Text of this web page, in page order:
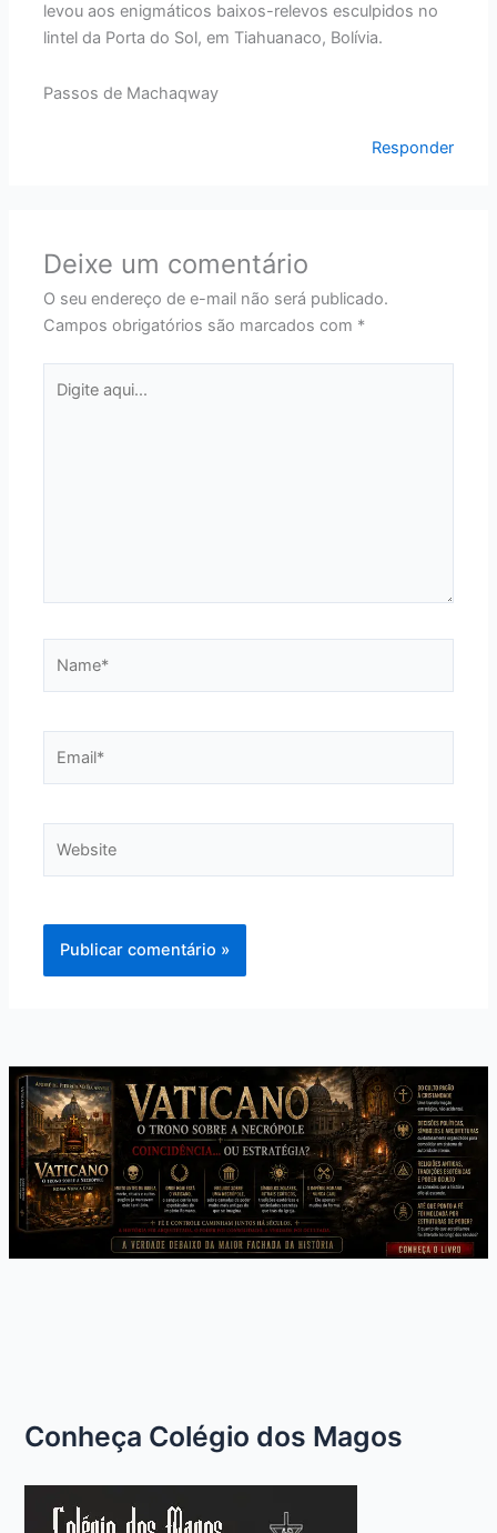
levou aos enigmáticos baixos-relevos esculpidos no
lintel da Porta do Sol, em Tiahuanaco, Bolívia.
Passos de Machaqway
Responder
Deixe um comentário
O seu endereço de e-mail não será publicado.
Campos obrigatórios são marcados com *
aqui...
Conheça Colégio dos Magos